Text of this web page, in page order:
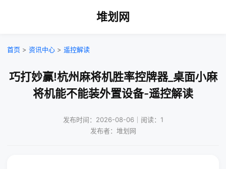
堆划网
首页 > 资讯中心 > 遥控解读
巧打妙赢!杭州麻将机胜率控牌器_桌面小麻
将机能不能装外置设备-遥控解读
发布时间：2026-08-06｜阅读：1
发布者：堆划网